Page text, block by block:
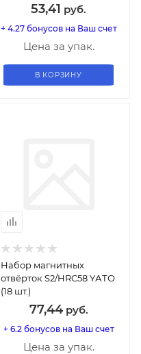
53,41 руб.
+ 4.27 бонусов на Ваш счет
Цена за упак.
В КОРЗИНУ
Набор магнитных
отвёрток S2/HRC58 YАТО
(18 шт.)
77,44руб.
+ 6.2 бонусов на Ваш счет
Цена за упак.